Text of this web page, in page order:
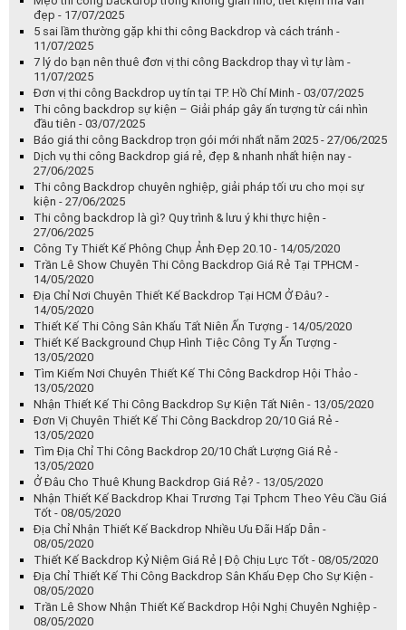
đẹp - 17/07/2025
5 sai lầm thường gặp khi thi công Backdrop và cách tránh -
11/07/2025
7 lý do bạn nên thuê đơn vị thi công Backdrop thay vì tự làm -
11/07/2025
Đơn vị thi công Backdrop uy tín tại TP. Hồ Chí Minh - 03/07/2025
Thi công backdrop sự kiện – Giải pháp gây ấn tượng từ cái nhìn
đầu tiên - 03/07/2025
Báo giá thi công Backdrop trọn gói mới nhất năm 2025 - 27/06/2025
Dịch vụ thi công Backdrop giá rẻ, đẹp & nhanh nhất hiện nay -
27/06/2025
Thi công Backdrop chuyên nghiệp, giải pháp tối ưu cho mọi sự
kiện - 27/06/2025
Thi công backdrop là gì? Quy trình & lưu ý khi thực hiện -
27/06/2025
Công Ty Thiết Kế Phông Chụp Ảnh Đẹp 20.10 - 14/05/2020
Trần Lê Show Chuyên Thi Công Backdrop Giá Rẻ Tại TPHCM -
14/05/2020
Địa Chỉ Nơi Chuyên Thiết Kế Backdrop Tại HCM Ở Đâu? -
14/05/2020
Thiết Kế Thi Công Sân Khấu Tất Niên Ấn Tượng - 14/05/2020
Thiết Kế Background Chụp Hình Tiệc Công Ty Ấn Tượng -
13/05/2020
Tìm Kiếm Nơi Chuyên Thiết Kế Thi Công Backdrop Hội Thảo -
13/05/2020
Nhận Thiết Kế Thi Công Backdrop Sự Kiện Tất Niên - 13/05/2020
Đơn Vị Chuyên Thiết Kế Thi Công Backdrop 20/10 Giá Rẻ -
13/05/2020
Tìm Địa Chỉ Thi Công Backdrop 20/10 Chất Lượng Giá Rẻ -
13/05/2020
Ở Đâu Cho Thuê Khung Backdrop Giá Rẻ? - 13/05/2020
Nhận Thiết Kế Backdrop Khai Trương Tại Tphcm Theo Yêu Cầu Giá
Tốt - 08/05/2020
Địa Chỉ Nhận Thiết Kế Backdrop Nhiều Ưu Đãi Hấp Dẫn -
08/05/2020
Thiết Kế Backdrop Kỷ Niệm Giá Rẻ | Độ Chịu Lực Tốt - 08/05/2020
Địa Chỉ Thiết Kế Thi Công Backdrop Sân Khấu Đẹp Cho Sự Kiện -
08/05/2020
Trần Lê Show Nhận Thiết Kế Backdrop Hội Nghị Chuyên Nghiệp -
08/05/2020